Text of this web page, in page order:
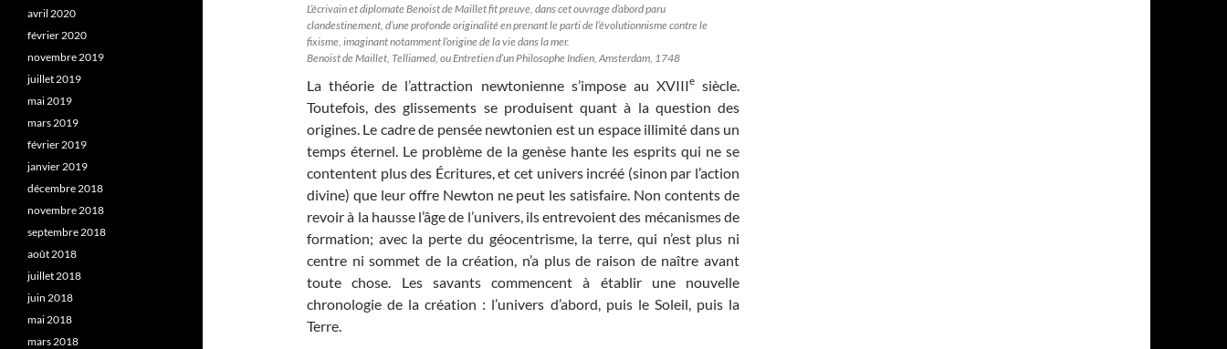
L’écrivain et diplomate Benoist de Maillet fit preuve, dans cet ouvrage d’abord paru
clandestinement, d’une profonde originalité en prenant le parti de l’évolutionnisme contre le
fixisme, imaginant notamment l’origine de la vie dans la mer.
Benoist de Maillet, Telliamed, ou Entretien d’un Philosophe Indien, Amsterdam, 1748
La théorie de l’attraction newtonienne s’impose au XVIIIesiècle.
Toutefois, des glissements se produisent quant à la question des
origines. Le cadre de pensée newtonien est un espace illimité dans un
temps éternel. Le problème de la genèse hante les esprits qui ne se
contentent plus des Écritures, et cet univers incréé (sinon par l’action
divine) que leur offre Newton ne peut les satisfaire. Non contents de
revoir à la hausse l’âge de l’univers, ils entrevoient des mécanismes de
formation; avec la perte du géocentrisme, la terre, qui n’est plus ni
centre ni sommet de la création, n’a plus de raison de naître avant
toute chose. Les savants commencent à établir une nouvelle
chronologie de la création : l’univers d’abord, puis le Soleil, puis la
Terre.
avril 2020
février 2020
novembre 2019
juillet 2019
mai 2019
mars 2019
février 2019
janvier 2019
décembre 2018
novembre 2018
septembre 2018
août 2018
juillet 2018
juin 2018
mai 2018
mars 2018